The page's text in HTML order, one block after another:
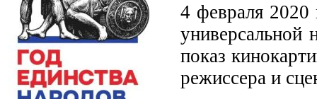
4 февраля 2020
универсальной
показ
режиссера и